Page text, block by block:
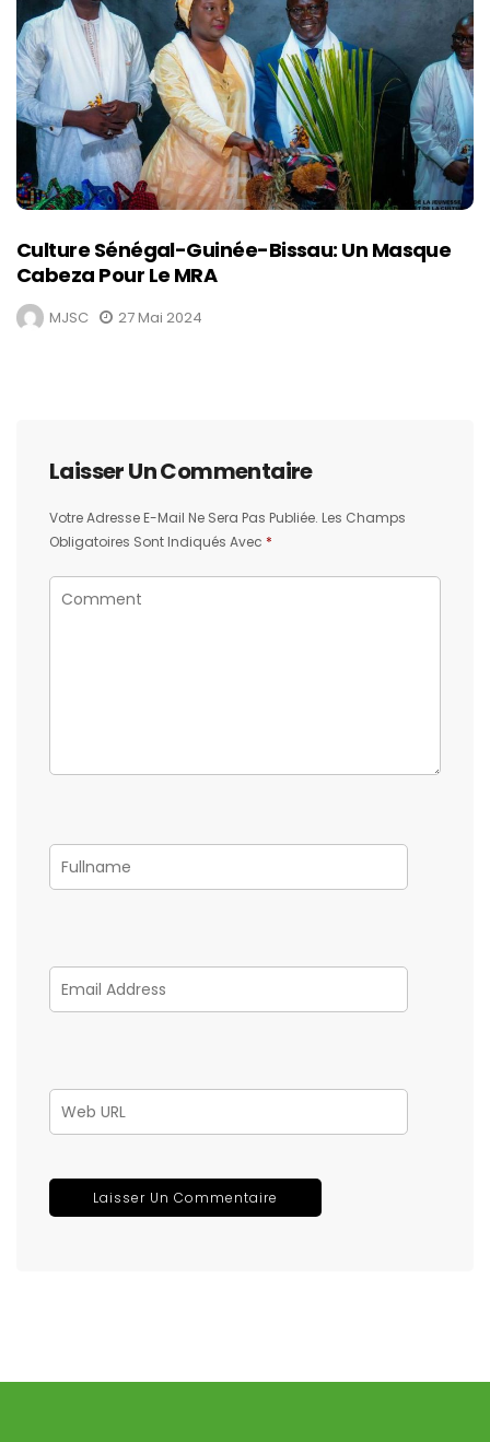
Culture Sénégal-Guinée-Bissau: Un Masque
Cabeza Pour Le MRA
MJSC 27 Mai 2024
Laisser Un Commentaire
Votre Adresse E-Mail Ne Sera Pas Publiée. Les Champs
Obligatoires Sont Indiqués Avec *